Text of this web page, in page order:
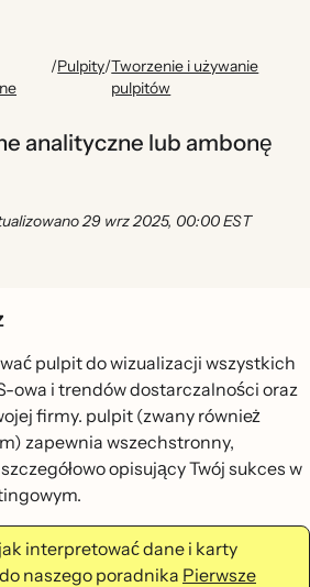
/Pulpity/Tworzenie i używanie
pulpitów
analityczne lub ambonę
29 wrz 2025, 00:00 EST
pulpit do wizualizacji wszystkich
owa i trendów dostarczalności oraz
firmy. pulpit (zwany również
zapewnia wszechstronny,
opisujący Twój sukces w
interpretować dane i karty
naszego poradnika Pierwsze